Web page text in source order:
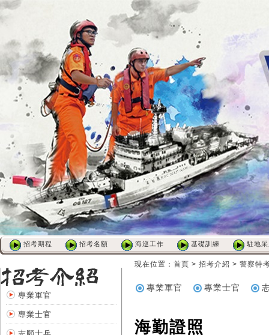
招考期程 招考名額 海巡工作 基礎訓練 駐地
專業軍官
專業士官
:::
現在位置 ： 首頁 > 招考介紹 > 警察特
專業軍官 專業士官
海勤證照